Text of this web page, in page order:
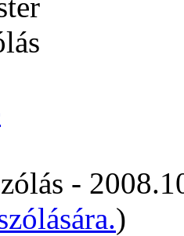
-
)